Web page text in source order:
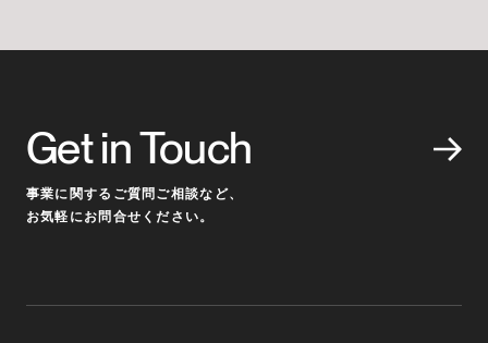
Get in Touch
事業に関するご質問ご相談など、
お気軽にお問合せください。